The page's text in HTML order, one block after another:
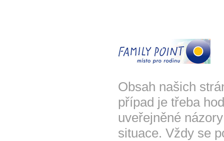
Obsah našich
případ je třeba
uveřejněné
situace. Vždy se